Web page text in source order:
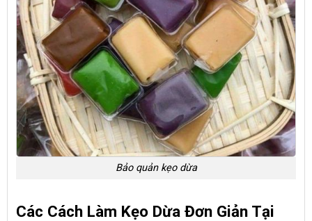
Bảo quản kẹo dừa
Các Cách Làm Kẹo Dừa Đơn Giản Tại